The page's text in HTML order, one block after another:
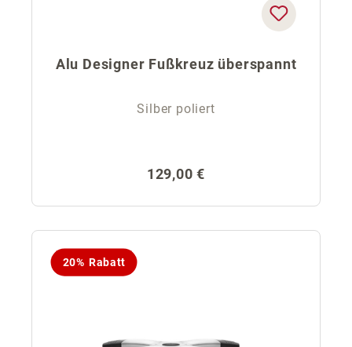
Alu Designer Fußkreuz überspannt
Silber poliert
Regulärer Preis:
129,00 €
20% Rabatt